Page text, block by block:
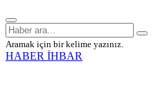
Aramak için bir kelime yazınız.
HABER İHBAR